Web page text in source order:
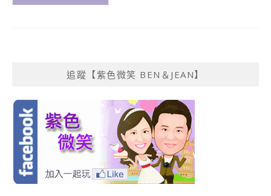
追蹤【紫色微笑 BEN＆JEAN】